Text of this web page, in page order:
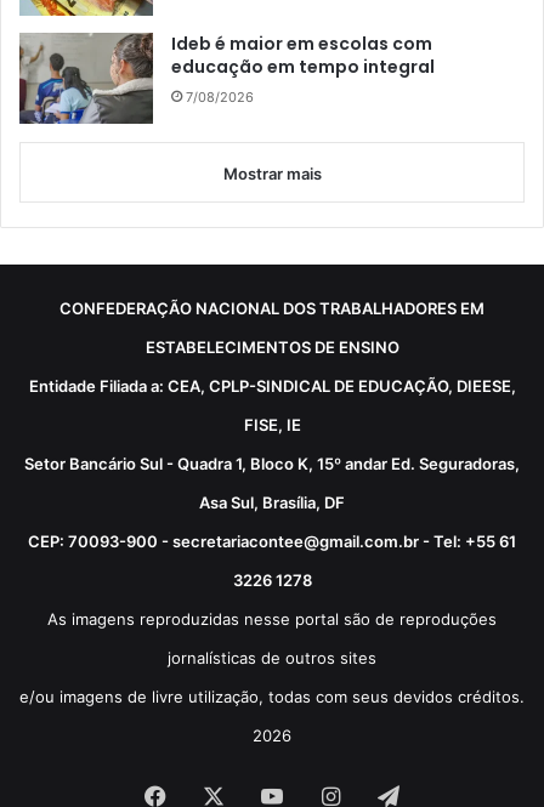
Ideb é maior em escolas com
educação em tempo integral
7/08/2026
Mostrar mais
CONFEDERAÇÃO NACIONAL DOS TRABALHADORES EM
ESTABELECIMENTOS DE ENSINO
Entidade Filiada a: CEA, CPLP-SINDICAL DE EDUCAÇÃO, DIEESE,
FISE, IE
Setor Bancário Sul - Quadra 1, Bloco K, 15º andar Ed. Seguradoras,
Asa Sul, Brasília, DF
CEP: 70093-900 - secretariacontee@gmail.com.br - Tel: +55 61
3226 1278
As imagens reproduzidas nesse portal são de reproduções
jornalísticas de outros sites
e/ou imagens de livre utilização, todas com seus devidos créditos.
2026
Facebook YouTubeInstagram